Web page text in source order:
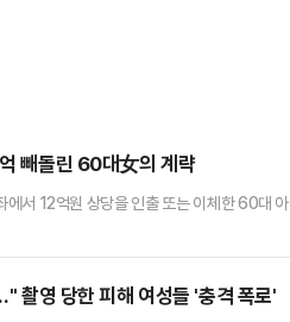
빼돌린 60대女의 계략
서 12억원 상당을 인출 또는 이체한 60대
년을 선고했다.A씨는 지난 2018년 7월 B
촬영 당한 피해 여성들 '충격 폭로'